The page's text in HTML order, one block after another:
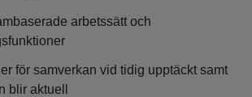
arbetssätt och
för samverkan vid tidig upptäckt samt
blir aktuell